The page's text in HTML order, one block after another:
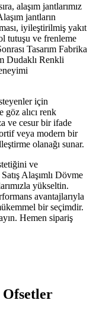
alaşım jantlarımız
jantların
iyileştirilmiş yakıt
tutuşu ve frenleme
Tasarım Fabrika
Dudaklı Renkli
için
göz alıcı renk
ve cesur bir ifade
veya modern bir
olanağı sunar.
ve
Alaşımlı Dövme
yükseltin.
avantajlarıyla
bir seçimdir.
Hemen sipariş
Ofsetler